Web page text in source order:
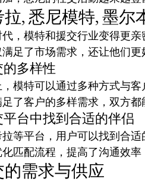
, 悉尼模特, 墨尔
，模特和援交行业变得更
足了市场需求，还让他们
多样性
模特可以通过多种方式与
了客户的多样需求，双方
台中找到合适的伴侣
等平台，用户可以找到合
匹配流程，提高了沟通效
需求与供应